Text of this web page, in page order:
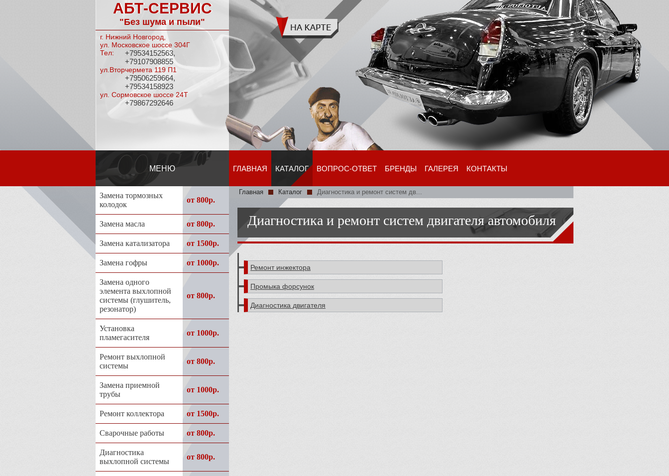
АБТ-СЕРВИС
"Без шума и пыли"
г. Нижний Новгород,
ул. Московское шоссе 304Г
Тел:
+79534152563,
+79107908855
ул.Вторчермета 119 П1
+79506259664,
+79534158923
ул. Сормовское шоссе 24Т
+79867292646
МЕНЮ ГЛАВНАЯ КАТАЛОГ ВОПРОС-ОТВЕТ БРЕНДЫ ГАЛЕРЕЯ КОНТАКТЫ
Замена тормозных
колодок
от 800р.
Замена масла от 800р.
Замена катализатора от 1500р.
Замена гофры от 1000р.
Замена одного
элемента выхлопной
системы (глушитель,
резонатор)
от 800р.
Установка
пламегасителя
от 1000р.
Ремонт выхлопной
системы
от 800р.
Замена приемной
трубы
от 1000р.
Ремонт коллектора от 1500р.
Сварочные работы от 800р.
Диагностика
выхлопной системы
от 800р.
Главная Каталог Диагностика и ремонт систем дв...
Диагностика и ремонт систем двигателя автомобиля
Ремонт инжектора
Промыка форсунок
Диагностика двигателя